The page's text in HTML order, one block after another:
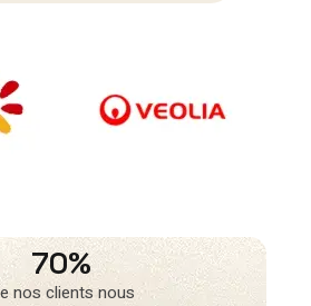
70%
nos clients nous